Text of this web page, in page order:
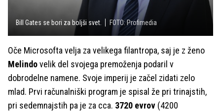
Bill Gates se bori za boljši svet. FOTO: Profimedia
Oče Microsofta velja za velikega filantropa, saj je z ženo
Melindovelik del svojega premoženja podaril v
dobrodelne namene. Svoje imperij je začel zidati zelo
mlad. Prvi računalniški program je spisal že pri trinajstih,
pri sedemnajstih pa je za cca. 3720 evrov (4200